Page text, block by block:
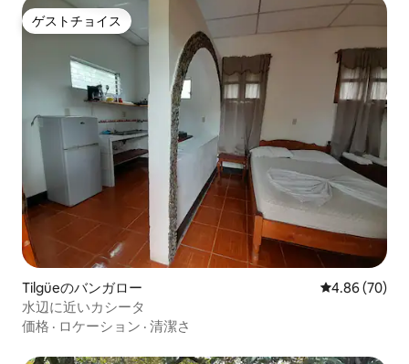
ゲストチョイス
ゲストチョイス
Tilgüeのバンガロー レビュー70
4.86 (70)
水辺に近いカシータ
価格 · ロケーション · 清潔さ